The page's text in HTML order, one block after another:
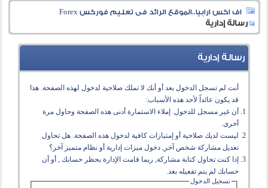
اف اكس ارابيا..الموقع الرائد فى تعليم فوركس Forex
رسالة إدارية
رسالة إدارية
أنت لم تسجل الدخول بعد أو أنك لا تملك صلاحية لدخول لهذه الصفحة. هذا
قد يكون عائداً لأحد هذه الأسباب:
أن غير مسجل للدخول. إملاء الاستمارة أدنى هذه الصفحة وحاول مرة
أخرى.
ليست لديك صلاحية أو إمتيازات كافية لدخول هذه الصفحة. هل تحاول
تعديل مشاركة شخص آخر, دخول ميزات إدارية أو نظام متميز آخر؟
إذا كنت تحاول كتابة مشاركة, ربما قامت الإدارة بحظر حسابك , أو أن
حسابك لم يتم تفعيله بعد.
تسجيل الدخول